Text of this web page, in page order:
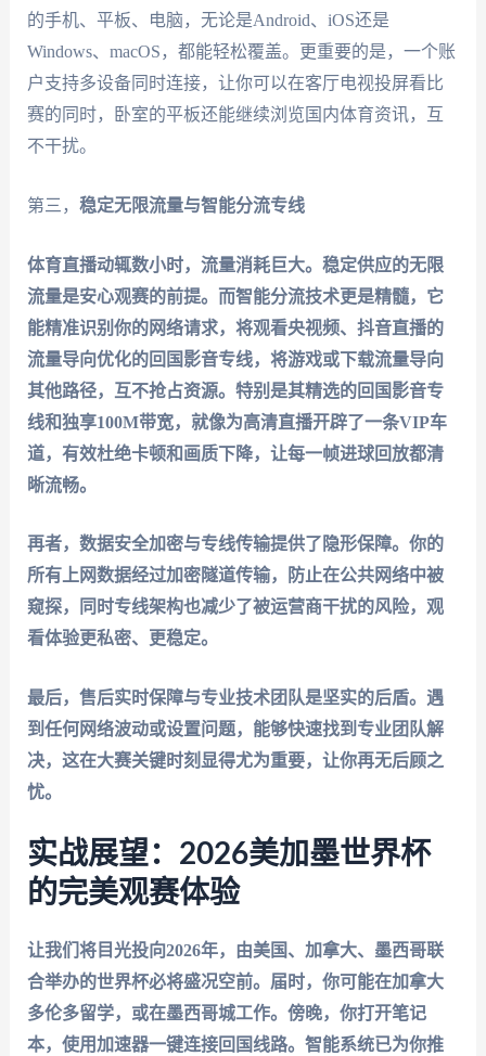
的手机、平板、电脑，无论是Android、iOS还是
Windows、macOS，都能轻松覆盖。更重要的是，一个账
户支持多设备同时连接，让你可以在客厅电视投屏看比
赛的同时，卧室的平板还能继续浏览国内体育资讯，互
不干扰。
第三， 稳定无限流量与智能分流专线
体育直播动辄数小时，流量消耗巨大。稳定供应的无限
流量是安心观赛的前提。而智能分流技术更是精髓，它
能精准识别你的网络请求，将观看央视频、抖音直播的
流量导向优化的回国影音专线，将游戏或下载流量导向
其他路径，互不抢占资源。特别是其精选的回国影音专
线和独享100M带宽，就像为高清直播开辟了一条VIP车
道，有效杜绝卡顿和画质下降，让每一帧进球回放都清
晰流畅。
再者， 数据安全加密与专线传输提供了隐形保障。你的
所有上网数据经过加密隧道传输，防止在公共网络中被
窥探，同时专线架构也减少了被运营商干扰的风险，观
看体验更私密、更稳定。
最后， 售后实时保障与专业技术团队是坚实的后盾。遇
到任何网络波动或设置问题，能够快速找到专业团队解
决，这在大赛关键时刻显得尤为重要，让你再无后顾之
忧。
实战展望：2026美加墨世界杯
的完美观赛体验
让我们将目光投向2026年，由美国、加拿大、墨西哥联
合举办的世界杯必将盛况空前。届时，你可能在加拿大
多伦多留学，或在墨西哥城工作。傍晚，你打开笔记
本，使用加速器一键连接回国线路。智能系统已为你推